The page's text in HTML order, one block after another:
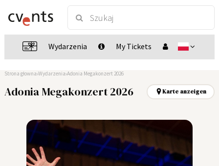
Wydarzenia My Tickets
Strona głowna Wydarzenia Adonia Megakonzert 2026
Adonia Megakonzert 2026 Karte anzeigen